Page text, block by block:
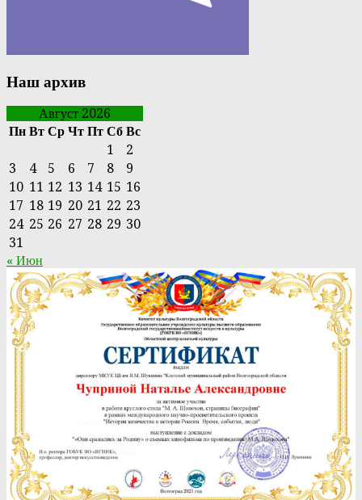
Наш архив
Август 2026
Пн Вт Ср Чт Пт Сб Вс
1
2
3
4 5 6 7 8
9
10 11 12 13 14 15 16
17 18 19 20 21 22 23
24 25 26 27 28 29 30
31
« Июн